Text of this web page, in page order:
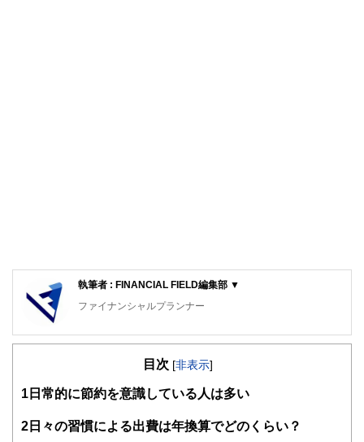
執筆者 : FINANCIAL FIELD編集部 ▼
ファイナンシャルプランナー
FinancialField編集部は、金融、経済に関する記事を、日々
知識がない方でも理解できるようわかりやすく発信していま
得者を中心に「お金や暮らし」に関する書籍・雑誌の編集経
験者で構成され、企画立案から記事掲載まですべての工程に
目次 [非表示]
1 日常的に節約を意識している人は多い
2 日々の習慣による出費は年換算でどのくらい？